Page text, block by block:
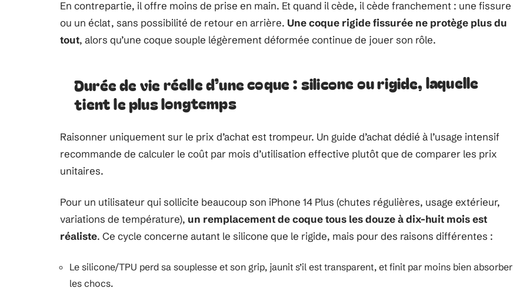
En contrepartie, il offre moins de prise en main. Et quand il cède, il cède franchement : une fissure
ou un éclat, sans possibilité de retour en arrière. Une coque rigide fissurée ne protège plus du
tout, alors qu’une coque souple légèrement déformée continue de jouer son rôle.
Durée de vie réelle d’une coque : silicone ou rigide, laquelle
tient le plus longtemps
Raisonner uniquement sur le prix d’achat est trompeur. Un guide d’achat dédié à l’usage intensif
recommande de calculer le coût par mois d’utilisation effective plutôt que de comparer les prix
unitaires.
Pour un utilisateur qui sollicite beaucoup son iPhone 14 Plus (chutes régulières, usage extérieur,
variations de température), un remplacement de coque tous les douze à dix-huit mois est
réaliste. Ce cycle concerne autant le silicone que le rigide, mais pour des raisons différentes :
Le silicone/TPU perd sa souplesse et son grip, jaunit s’il est transparent, et finit par moins bien absorber
les chocs.